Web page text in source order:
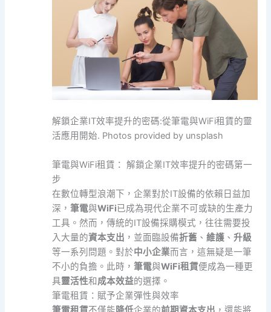
解鎖企業IT效率提升的密碼:從筆電與WiFi租賃的靈
活應用開始. Photos provided by unsplash
筆電與WiFi租賃： 解鎖企業IT效率提升的密碼第一
步
在數位轉型浪潮下，企業對於IT設備的依賴日益加
深，筆電與WiFi已成為現代企業不可或缺的生產力
工具。然而，傳統的IT設備採購模式，往往需要投
入大量的資本支出 ，並面臨設備折舊 、維護 、升級
等一系列問題。對於中小企業而言，這無疑是一筆
不小的負擔。此時，筆電與WiFi租賃便成為一種更
具靈活性和成本效益的選擇。
筆電租賃：賦予企業彈性與效率